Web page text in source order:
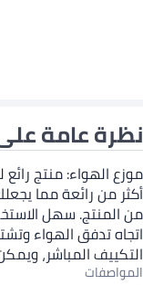
نظرة عامة
موزع الهواء: منتج
أكثر من رائعة مما
من المنتج. سهل
اتجاه تدفق الهواء
التكييف المباشر،
المواصفات